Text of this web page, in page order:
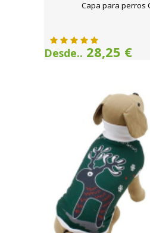
Capa para perros
Desde.. 28,25 €